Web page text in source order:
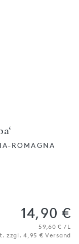
ROMAGNA
14,90 €
59,60 € / L
zzgl. 4,95 € Versand